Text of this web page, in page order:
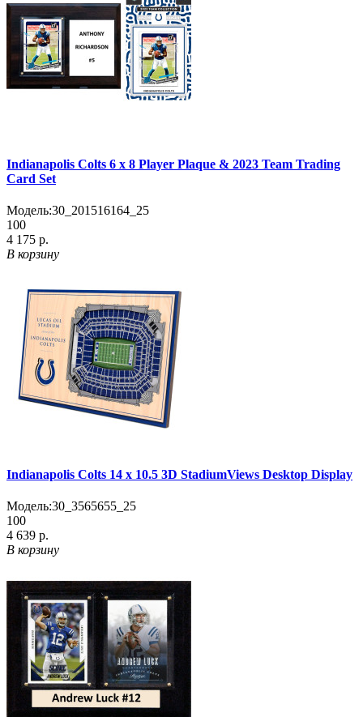
Indianapolis Colts 6 x 8 Player Plaque & 2023 Team Trading
Card Set
Модель:30_201516164_25
100
4 175 р.
В корзину
Indianapolis Colts 14 x 10.5 3D StadiumViews Desktop Display
Модель:30_3565655_25
100
4 639 р.
В корзину